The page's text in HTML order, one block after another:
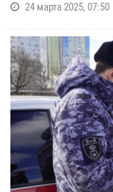
24 марта 2025, 07:50